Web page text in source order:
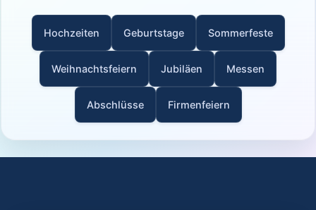
Hochzeiten Geburtstage Sommerfeste
Weihnachtsfeiern Jubiläen Messen
Abschlüsse Firmenfeiern